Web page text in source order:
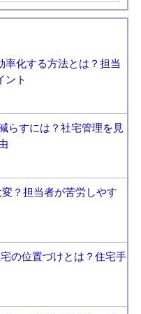
率化する方法とは？担当
ント
らすには？社宅管理を見
？担当者が苦労しやす
の位置づけとは？住宅手